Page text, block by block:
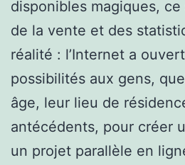
disponibles magiques,
de la vente et des
réalité : l’Internet a
possibilités aux gens,
âge, leur lieu de
antécédents, pour créer
un projet parallèle en